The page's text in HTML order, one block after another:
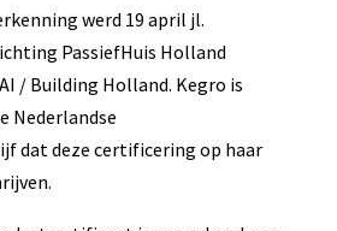
werd 19 april jl.
PassiefHuis Holland
/ Building Holland. Kegro is
Nederlandse
dat deze certificering op haar